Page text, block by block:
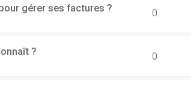
gérer ses factures ? 0
? 0